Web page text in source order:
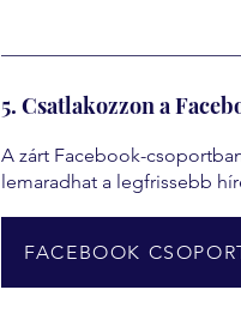
5. Csatlakozzon a
A zárt Facebook-
lemaradhat a legfrissebb
FACEBOOK